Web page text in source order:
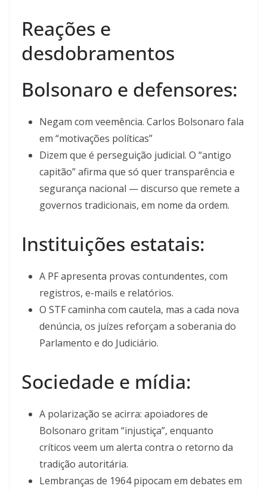
Reações e
desdobramentos
Bolsonaro e defensores:
Negam com veemência. Carlos Bolsonaro fala
em “motivações políticas”
Dizem que é perseguição judicial. O “antigo
capitão” afirma que só quer transparência e
segurança nacional — discurso que remete a
governos tradicionais, em nome da ordem.
Instituições estatais:
A PF apresenta provas contundentes, com
registros, e-mails e relatórios.
O STF caminha com cautela, mas a cada nova
denúncia, os juízes reforçam a soberania do
Parlamento e do Judiciário.
Sociedade e mídia:
A polarização se acirra: apoiadores de
Bolsonaro gritam “injustiça”, enquanto
críticos veem um alerta contra o retorno da
tradição autoritária.
Lembranças de 1964 pipocam em debates em